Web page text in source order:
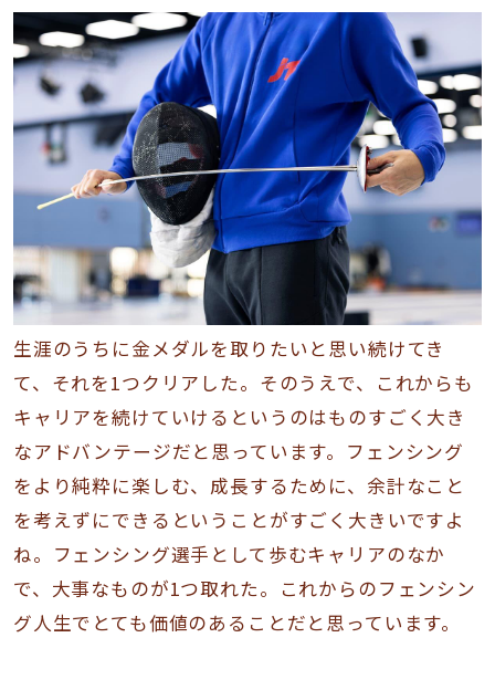
生涯のうちに金メダルを取りたいと思い続けてき
て、それを1つクリアした。そのうえで、これからも
キャリアを続けていけるというのはものすごく大き
なアドバンテージだと思っています。フェンシング
をより純粋に楽しむ、成長するために、余計なこと
を考えずにできるということがすごく大きいですよ
ね。フェンシング選手として歩むキャリアのなか
で、大事なものが1つ取れた。これからのフェンシン
グ人生でとても価値のあることだと思っています。